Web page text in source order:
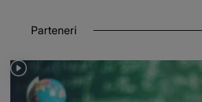
Parteneri